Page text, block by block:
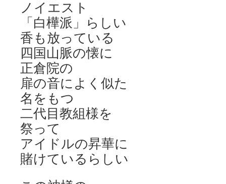
ノイエスト
「白樺派」らしい
香も放っている
四国山脈の懐に
正倉院の
扉の音によく似た
名をもつ
二代目教組様を
祭って
アイドルの昇華に
賭けているらしい